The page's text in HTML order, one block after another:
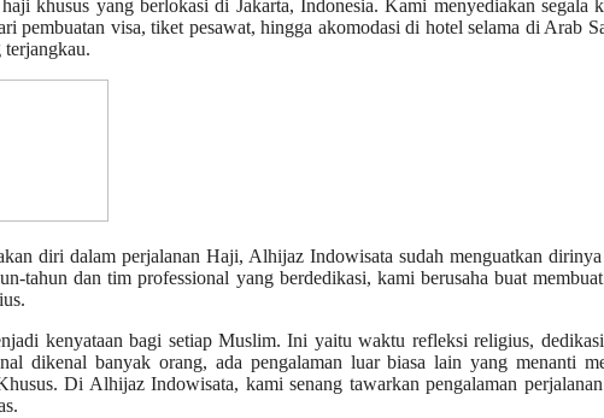
khusus yang berlokasi di Jakarta, Indonesia. Kami menyediakan segala
pembuatan visa, tiket pesawat, hingga akomodasi di hotel selama di Arab
diri dalam perjalanan Haji, Alhijaz Indowisata sudah menguatkan
tahun dan tim professional yang berdedikasi, kami berusaha buat
kenyataan bagi setiap Muslim. Ini yaitu waktu refleksi religius,
dikenal banyak orang, ada pengalaman luar biasa lain yang menanti
Di Alhijaz Indowisata, kami senang tawarkan pengalaman